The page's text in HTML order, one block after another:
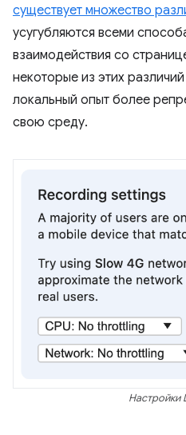
существует множество
усугубляются всеми
взаимодействия со
некоторые из этих
локальный опыт более
свою среду.
Настройки